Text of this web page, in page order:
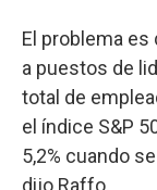
El problema
a puestos de
total de
el índice S&P
5,2% cuando
dijo Raffo.